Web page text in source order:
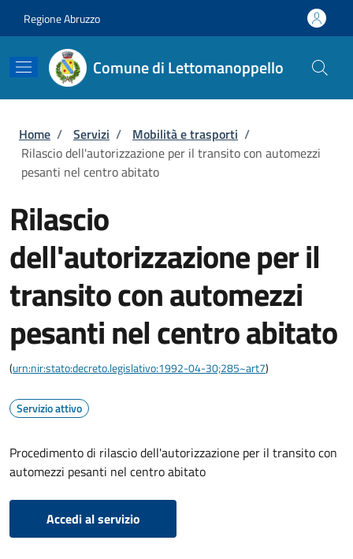
Regione Abruzzo
Comune di Lettomanoppello
Briciole di pane
Home / Servizi / Mobilità e trasporti /
Rilascio dell'autorizzazione per il transito con automezzi
pesanti nel centro abitato
Rilascio
dell'autorizzazione per il
transito con automezzi
pesanti nel centro abitato
(urn:nir:stato:decreto.legislativo:1992-04-30;285~art7)
Servizio attivo
Procedimento di rilascio dell'autorizzazione per il transito con
automezzi pesanti nel centro abitato
Accedi al servizio